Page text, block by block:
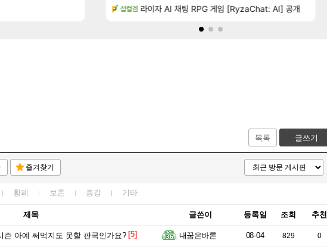
로아 [벨가르딘 The FIRST] 운영 후기 + 1~3위 공대 축하 Ai짤 [74]
(8/5)
섭컬겜 라이자 AI 채팅 RPG 게임 [RyzaChat: AI] 공개
목록 글쓰기
즐겨찾기
황폐 보존 증강 기타
제목 글쓴이 등록일 조회 추천
즌 아예 써먹지도 못할 판국인가요? [5] 내꿈은바론 08-04 829 0